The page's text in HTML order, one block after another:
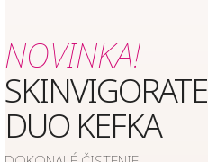
NOVINKA!
SKINVIGORATE
DUO KEFKA